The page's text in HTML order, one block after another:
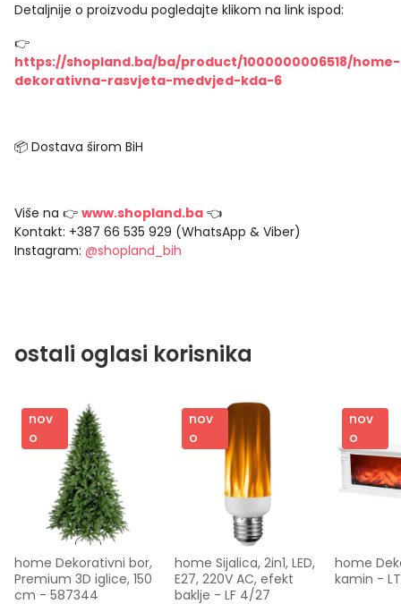
Detaljnije o proizvodu pogledajte klikom na link ispod:
👉
https://shopland.ba/ba/product/1000000006518/home-
dekorativna-rasvjeta-medvjed-kda-6
📦 Dostava širom BiH
Više na 👉 www.shopland.ba 👈
Kontakt: +387 66 535 929 (WhatsApp & Viber)
Instagram: @shopland_bih
ostali oglasi korisnika
nov
o
home Dekorativni bor,
Premium 3D iglice, 150
cm - 587344
nov
o
home Sijalica, 2in1, LED,
E27, 220V AC, efekt
baklje - LF 4/27
nov
o
home
kamin -